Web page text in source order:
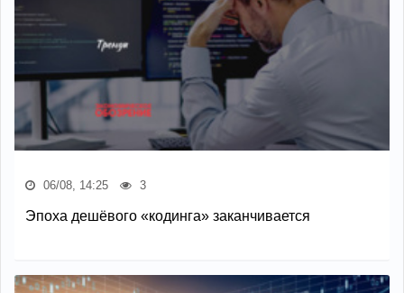
06/08, 14:25 3
Эпоха дешёвого «кодинга» заканчивается